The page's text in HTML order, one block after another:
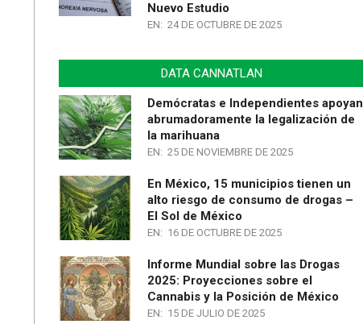
Nuevo Estudio
EN: 24 DE OCTUBRE DE 2025
DATA CANNATLAN
Demócratas e Independientes apoyan
abrumadoramente la legalización de
la marihuana
EN: 25 DE NOVIEMBRE DE 2025
En México, 15 municipios tienen un
alto riesgo de consumo de drogas –
El Sol de México
EN: 16 DE OCTUBRE DE 2025
Informe Mundial sobre las Drogas
2025: Proyecciones sobre el
Cannabis y la Posición de México
EN: 15 DE JULIO DE 2025